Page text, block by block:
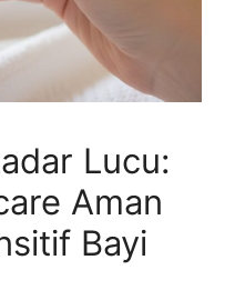
Lucu:
Aman
Bayi